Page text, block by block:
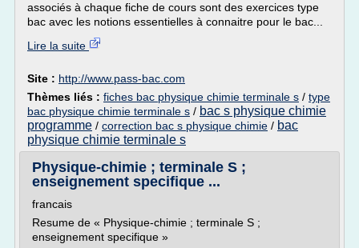
associés à chaque fiche de cours sont des exercices type
bac avec les notions essentielles à connaitre pour le bac...
Lire la suite
Site : http://www.pass-bac.com
Thèmes liés : fiches bac physique chimie terminale s / type
bac physique chimie terminale s / bac s physique chimie
programme / correction bac s physique chimie / bac
physique chimie terminale s
Physique-chimie ; terminale S ;
enseignement specifique ...
francais
Resume de « Physique-chimie ; terminale S ;
enseignement specifique »